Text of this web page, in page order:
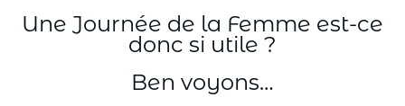
Une Journée de la Femme est-ce
donc si utile ?
Ben voyons…